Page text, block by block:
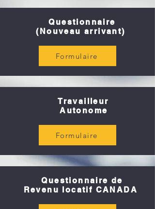
VOUS UNIQUEMENT PAR
514.441.3038
Questionnaire
(Nouveau arrivant)
Formulaire
Travailleur
Autonome
Formulaire
Questionnaire de
Revenu locatif CANADA